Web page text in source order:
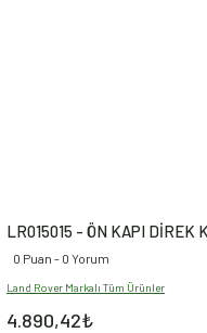
LR015015 - ÖN KAPI DİREK
0 Puan - 0 Yorum
Land Rover Markalı Tüm Ürünler
4.890,42₺